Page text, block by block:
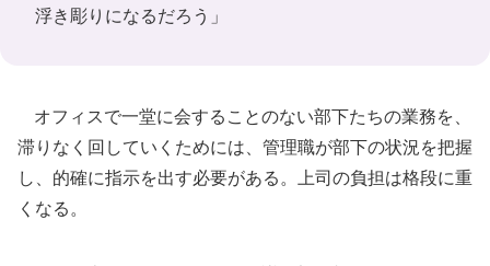
浮き彫りになるだろう」
オフィスで一堂に会することのない部下たちの業務を、
滞りなく回していくためには、管理職が部下の状況を把握
し、的確に指示を出す必要がある。上司の負担は格段に重
くなる。